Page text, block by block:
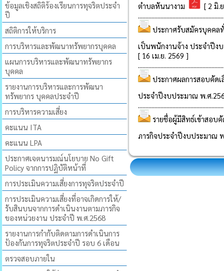
ข้อมูลเชิงสถิติร้องเรียนการทุจริตประจำ
ปี
สถิติการให้บริการ
การบริหารและพัฒนาทรัพยากรบุคคล
แผนการบริหารและพัฒนาทรัพยากร
บุคคล
รายงานการบริหารและการพัฒนา
ทรัพยากร บุคคลประจำปี
การบริหารความเสี่ยง
คะแนน ITA
คะแนน LPA
ประกาศเจตนารมณ์นโยบาย No Gift
Policy จากการปฏิบัติหน้าที่
การประเมินความเสี่ยงการทุจริตประจำปี
การประเมินความเสี่ยงที่อาจเกิดการให้/
รับสินบนจากการดำเนินงานตามภารกิจ
ของหน่วยงาน ประจำปี พ.ศ.2568
รายงานการกำกับติดตามการดำเนินการ
ป้องกันการทุจริตประจำปี รอบ 6 เดือน
ตรวจสอบภายใน